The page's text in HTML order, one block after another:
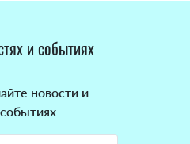
и событиях
новости и